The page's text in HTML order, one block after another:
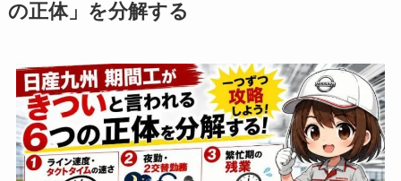
の正体」を分解する